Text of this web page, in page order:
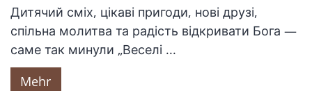
Дитячий сміх, цікаві пригоди, нові друзі,
спільна молитва та радість відкривати Бога —
саме так минули „Веселі ...
Mehr